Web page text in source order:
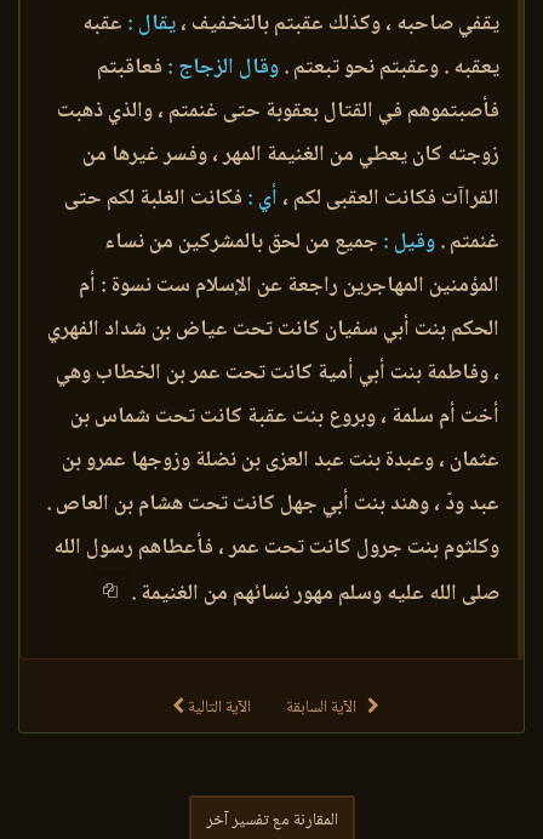
يقفي صاحبه ، وكذلك عقبتم بالتخفيف ،يقال : عقبه
يعقبه . وعقبتم نحو تبعتم .وقال الزجاج : فعاقبتم
فأصبتموهم في القتال بعقوبة حتى غنمتم ، والذي ذهبت
زوجته كان يعطي من الغنيمة المهر ، وفسر غيرها من
القراآت فكانت العقبى لكم ، أي : فكانت الغلبة لكم حتى
غنمتم .وقيل : جميع من لحق بالمشركين من نساء
المؤمنين المهاجرين راجعة عن الإسلام ست نسوة : أم
الحكم بنت أبي سفيان كانت تحت عياض بن شداد الفهري
، وفاطمة بنت أبي أمية كانت تحت عمر بن الخطاب وهي
أخت أم سلمة ، وبروع بنت عقبة كانت تحت شماس بن
عثمان ، وعبدة بنت عبد العزى بن نضلة وزوجها عمرو بن
عبد ودّ ، وهند بنت أبي جهل كانت تحت هشام بن العاص .
وكلثوم بنت جرول كانت تحت عمر ، فأعطاهم رسول الله
صلى الله عليه وسلم مهور نسائهم من الغنيمة .
الآية السابقة الآية التالية
المقارنة مع تفسير آخر